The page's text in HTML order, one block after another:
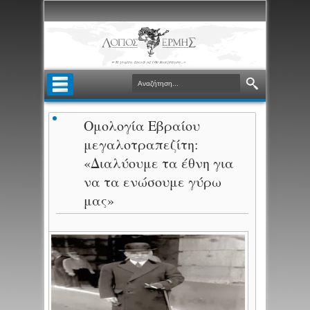
Ομολογία Εβραίου
μεγαλοτραπεζίτη:
«Διαλύουμε τα έθνη για
να τα ενώσουμε γύρω
μας»